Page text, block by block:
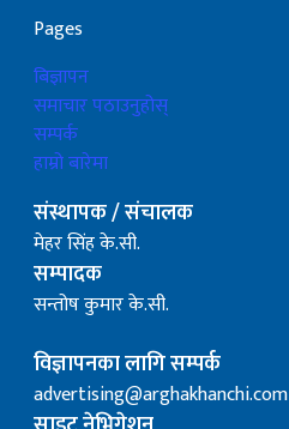
Pages
बिज्ञापन
समाचार पठाउनुहोस्
सम्पर्क
हाम्रो बारेमा
संस्थापक / संचालक
मेहर सिंह के.सी.
सम्पादक
सन्तोष कुमार के.सी.
विज्ञापनका लागि सम्पर्क
advertising@arghakhanchi.com